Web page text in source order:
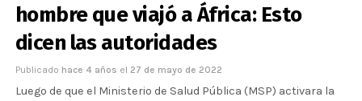
hombre que viajó a África: Esto
dicen las autoridades
Publicado hace 4 años el 27 de mayo de 2022
Luego de que el Ministerio de Salud Pública (MSP) activara la